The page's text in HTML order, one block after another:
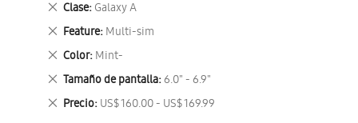
Clase Galaxy A
Eliminar
este
artículo
Feature Multi-sim
Eliminar
este
artículo
Color Mint-
Eliminar
este
artículo
Tamaño de pantalla 6.0" - 6.9"
Eliminar
este
artículo
Precio US$ 160.00 - US$ 169.99
Eliminar